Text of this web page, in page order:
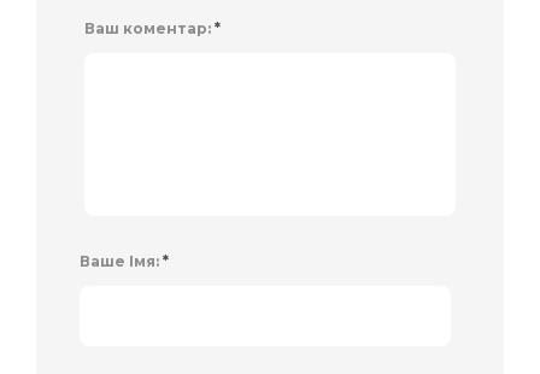
Ваш коментар: *
Ваше Імя: *